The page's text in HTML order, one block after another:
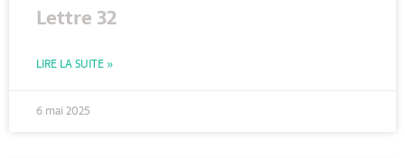
Lettre 32
LIRE LA SUITE »
6 mai 2025